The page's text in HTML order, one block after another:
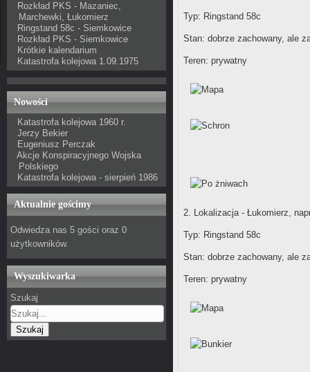
Rozkład PKS - Mazaniec,
Marchewki, Łukomierz
Ringstand 58c - Siemkowice
Rozkład PKS - Siemkowice
Krótkie kalendarium
Katastrofa kolejowa 1.09.1975
Nowości
Katastrofa kolejowa 1960 r.
Jerzy Bekier
Eugeniusz Perczak
Akcje Konspiracyjnego Wojska
Polskiego
Katastrofa kolejowa - sierpień 1986
Aktualnie gościmy
Odwiedza nas 5 gości oraz 0
użytkowników.
Wyszukiwarka
Szukaj
Szukaj
Typ: Ringstand 58c
Stan: dobrze zachowany, ale
Teren: prywatny
2. Lokalizacja - Łukomierz,
Typ: Ringstand 58c
Stan: dobrze zachowany, ale
Teren: prywatny